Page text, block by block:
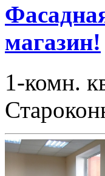
магазин!
1-комн.